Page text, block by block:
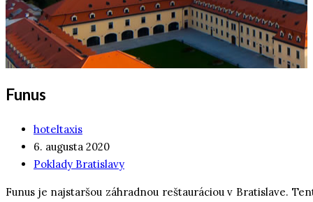
Funus
hoteltaxis
6. augusta 2020
Poklady Bratislavy
Funus je najstaršou záhradnou reštauráciou v Bratislave.